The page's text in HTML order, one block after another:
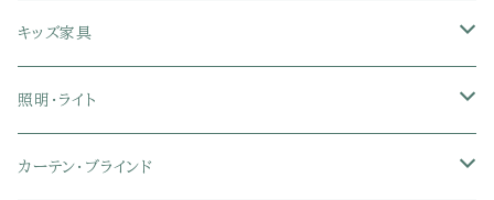
ソファベッド
マットレス
セミシングル
セミシングル
こたつ布団
シングル
セミダブル
木製ダイニング
スチール脚ダイニング
伸縮式テーブル
学習机
ツインデスク
デスクセット
ハイバックオフィスチェア
スツール・オットマン
学習椅子
ファブリックチェア
オフィス収納
オフィス雑貨
オフィス家電
タオルハンガー
洗濯カゴ・ワゴン
物干しスタンド
タオル
食器・食器スタンド
キャニスター・ディスペンサー
キッズ家具
絵本ラック・本棚
ラック・ランドセルラック
照明・ライト
シーリングライト
カーテン・ブラインド